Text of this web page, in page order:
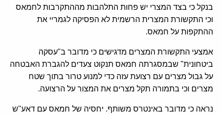
בנקל כי בצד המצרי יש פחות התלהבות מההתקרבות לחמאס
וכי התקשורת המצרית הרשמית לא הפסיקה לגמריי את
ההתקפות על חמאס.
אמצעי התקשורת המצרים מדגישים כי מדובר ב"עסקה
ביטחונית" שבמסגרתה חמאס תנקוט צעדים להגברת האבטחה
על גבול מצרים עם רצועת עזה כדי למנוע טרור בתוך שטח
מצרים וכי בתמורה תקל מצרים את המצור על הרצועה.
נראה כי מדובר באינטרס משותף. יחסיה של חמאס עם דאע"ש